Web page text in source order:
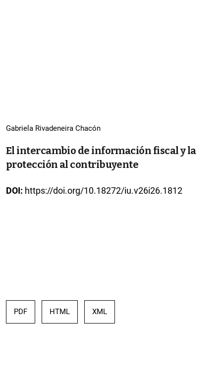
Gabriela Rivadeneira Chacón
El intercambio de información fiscal y la
protección al contribuyente
DOI: https://doi.org/10.18272/iu.v26i26.1812
PDF HTML XML